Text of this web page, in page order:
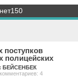
поступков
полицейских
БЕЙСЕНБЕК
комментариев: 4